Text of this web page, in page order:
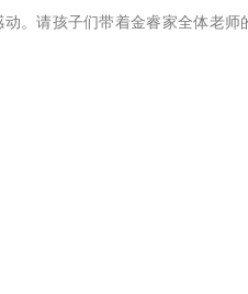
。请孩子们带着金睿家全体老师